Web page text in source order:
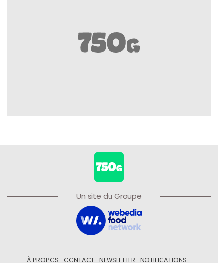
Un site du Groupe
À PROPOS CONTACT NEWSLETTER NOTIFICATIONS